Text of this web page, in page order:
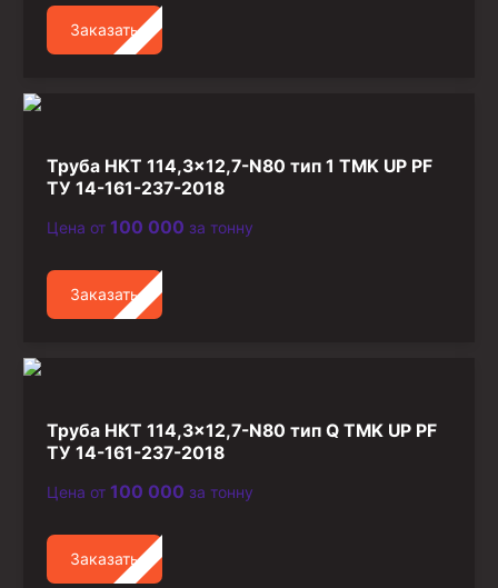
Заказать
Труба НКТ 114,3×12,7-N80 тип 1 TMK UP PF
ТУ 14-161-237-2018
Цена от 100 000 за тонну
Заказать
Труба НКТ 114,3×12,7-N80 тип Q TMK UP PF
ТУ 14-161-237-2018
Цена от 100 000 за тонну
Заказать